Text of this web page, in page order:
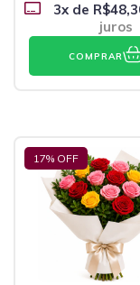
3x de
juros
COMPRAR
17% OFF